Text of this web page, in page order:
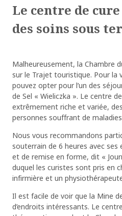
Le centre de
des soins sous
Malheureusement, la Chambre
sur le Trajet touristique. Pour la
pouvez opter pour l’un des
de Sel « Wieliczka ». Le centre
extrêmement riche et variée,
personnes souffrant de
Nous vous recommandons
souterrain de 6 heures avec ses
et de remise en forme, dit «
duquel les curistes sont pris en
infirmière et un
Il est facile de voir que la Mine
d’endroits intéressants. Le